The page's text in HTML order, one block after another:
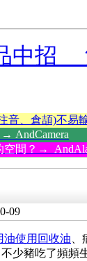
中招
音、倉頡)不易
AndCamera
空間？→
09
油使用回收油、
少豬吃了頻頻